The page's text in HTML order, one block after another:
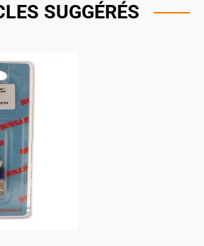
SUGGÉRÉS